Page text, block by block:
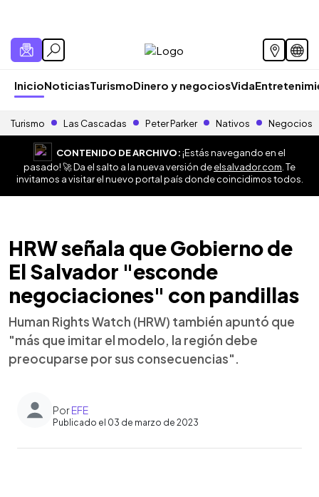
InicioNoticiasTurismoDinero y negociosVida
Turismo Las Cascadas Peter Parker Nativos Negocios
CONTENIDO DE ARCHIVO:¡Estás navegando en el
pasado! 🚀 Da el salto a la nueva versión deelsalvador.com . Te
invitamos a visitar el nuevo portal país donde coincidimos todos.
HRW señala que Gobierno de
El Salvador "esconde
negociaciones" con pandillas
Human Rights Watch (HRW) también apuntó que
"más que imitar el modelo, la región debe
preocuparse por sus consecuencias".
PorEFE
Publicado el 03 de marzo de 2023